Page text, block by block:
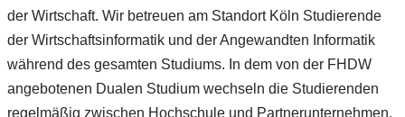
der Wirtschaft. Wir betreuen am Standort Köln Studierende
der Wirtschaftsinformatik und der Angewandten Informatik
während des gesamten Studiums. In dem von der FHDW
angebotenen Dualen Studium wechseln die Studierenden
regelmäßig zwischen Hochschule und Partnerunternehmen.